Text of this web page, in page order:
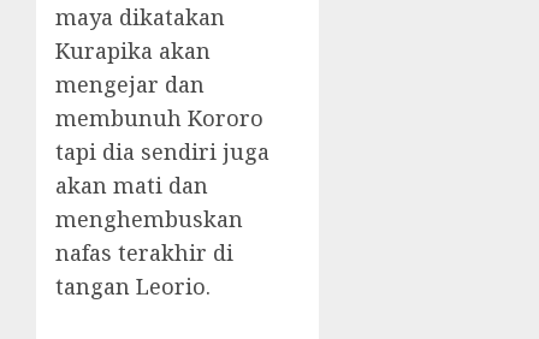
maya dikatakan
Kurapika akan
mengejar dan
membunuh Kororo
tapi dia sendiri juga
akan mati dan
menghembuskan
nafas terakhir di
tangan Leorio.